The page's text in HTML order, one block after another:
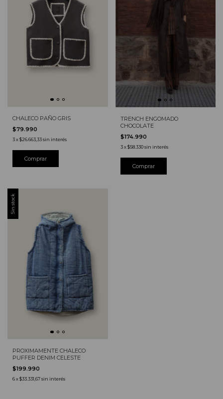
CHALECO PAÑO GRIS
$79.990
3x$26.663,33sin interés
TRENCH ENGOMADO
CHOCOLATE
$174.990
3 x$58.330 sin interés
Sin stock
PROXIMAMENTE CHALECO
PUFFER DENIM CELESTE
$199.990
6x$33.331,67sin interés